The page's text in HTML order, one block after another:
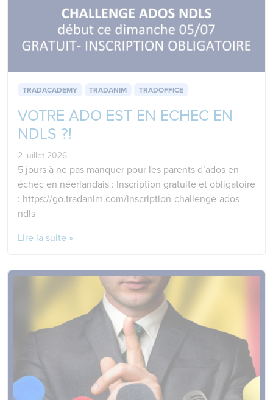
TRADACADEMY TRADANIM TRADOFFICE
VOTRE ADO EST EN ECHEC EN
NDLS ?!
2 juillet 2026
5 jours à ne pas manquer pour les parents d’ados en
échec en néerlandais : Inscription gratuite et obligatoire
: https://go.tradanim.com/inscription-challenge-ados-
ndls
Lire la suite »